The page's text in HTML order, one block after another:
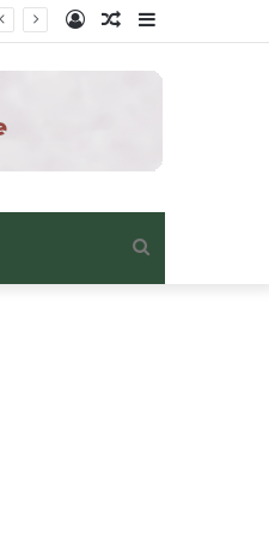
Sidebar
Article
Connexion